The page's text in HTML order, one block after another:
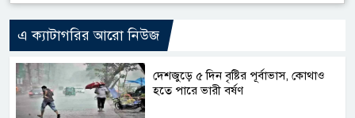
এ ক্যাটাগরির আরো নিউজ
দেশজুড়ে ৫ দিন বৃষ্টির পূর্বাভাস, কোথাও
হতে পারে ভারী বর্ষণ